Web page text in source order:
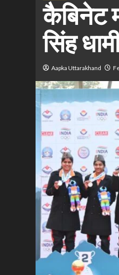
कैबिनेट
सिंह
Aapka Uttarakhand